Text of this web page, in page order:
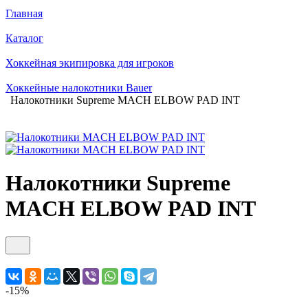
Главная
Каталог
Хоккейная экипировка для игроков
Хоккейные налокотники Bauer
Налокотники Supreme MACH ELBOW PAD INT
Налокотники Supreme
MACH ELBOW PAD INT
-15%